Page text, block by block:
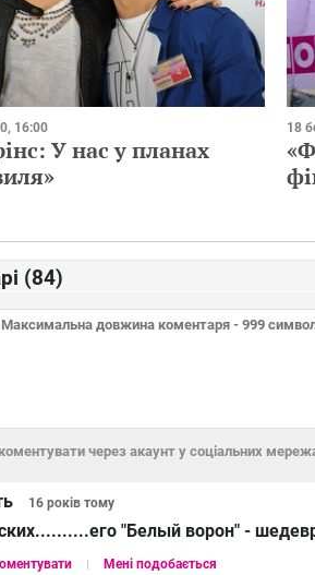
16:00
У нас у планах
18
(84)
через акаунт у соціальних
16 років тому
"Белый ворон" -
Мені подобається